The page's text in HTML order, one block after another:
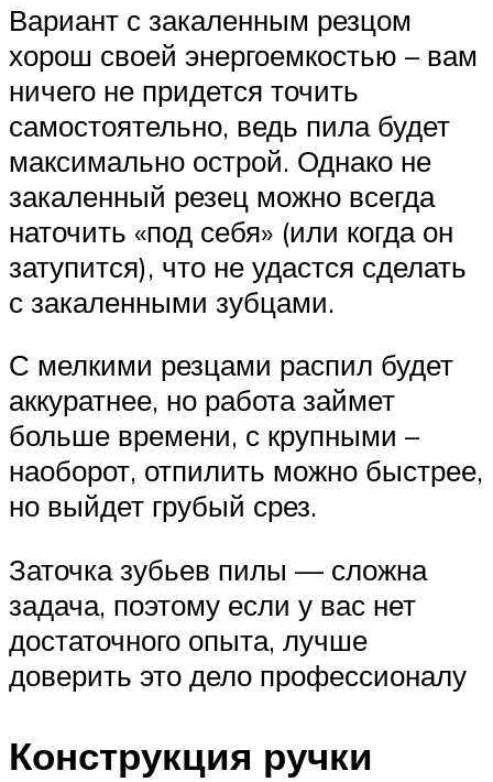
Вариант с закаленным резцом
хорош своей энергоемкостью – вам
ничего не придется точить
самостоятельно, ведь пила будет
максимально острой. Однако не
закаленный резец можно всегда
наточить «под себя» (или когда он
затупится), что не удастся сделать
с закаленными зубцами.
С мелкими резцами распил будет
аккуратнее, но работа займет
больше времени, с крупными –
наоборот, отпилить можно быстрее,
но выйдет грубый срез.
Заточка зубьев пилы — сложна
задача, поэтому если у вас нет
достаточного опыта, лучше
доверить это дело профессионалу
Конструкция ручки